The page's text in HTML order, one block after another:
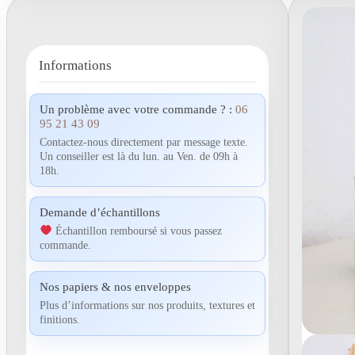
Informations
Un problème avec votre commande ? : 06
95 21 43 09
Contactez-nous directement par message texte.
Un conseiller est là du lun. au Ven. de 09h à
18h.
Demande d’échantillons
Échantillon remboursé si vous passez
commande.
Nos papiers & nos enveloppes
Plus d’informations sur nos produits, textures et
finitions.